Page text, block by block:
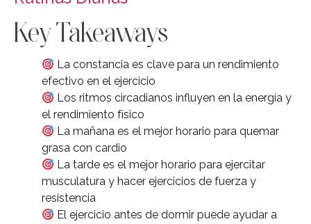
Key Takeaways
La constancia es clave para un rendimiento
efectivo en el ejercicio
Los ritmos circadianos influyen en la energía y
el rendimiento físico
La mañana es el mejor horario para quemar
grasa con cardio
La tarde es el mejor horario para ejercitar
musculatura y hacer ejercicios de fuerza y
resistencia
El ejercicio antes de dormir puede ayudar a